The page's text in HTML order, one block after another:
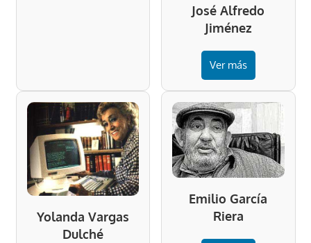
José Alfredo
Jiménez
Ver más
Yolanda Vargas
Dulché
Emilio García
Riera